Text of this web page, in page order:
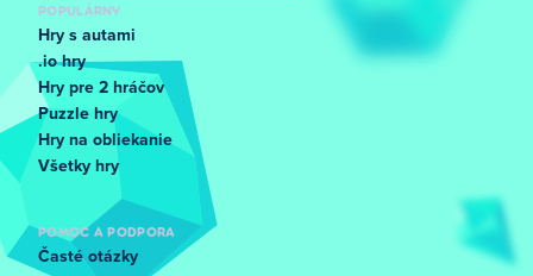
POPULÁRNY
Hry s autami
.io hry
Hry pre 2 hráčov
Puzzle hry
Hry na obliekanie
Všetky hry
POMOC A PODPORA
Časté otázky